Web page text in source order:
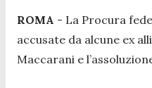
ROMA - La Procura
accusate da alcune ex
Maccarani e